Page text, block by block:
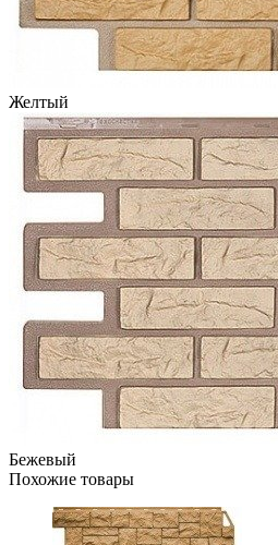
Желтый
Бежевый
Похожие товары